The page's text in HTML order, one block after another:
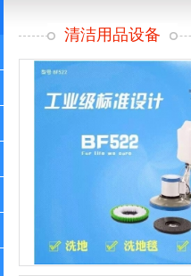
清洁用品设备